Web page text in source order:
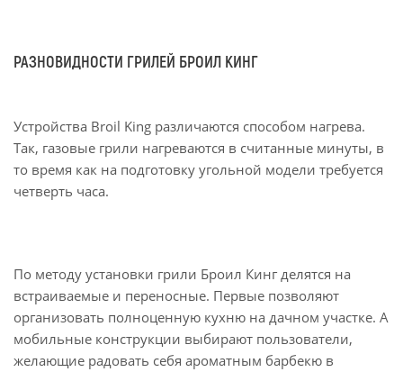
РАЗНОВИДНОСТИ ГРИЛЕЙ БРОИЛ КИНГ
Устройства Broil King различаются способом нагрева.
Так, газовые грили нагреваются в считанные минуты, в
то время как на подготовку угольной модели требуется
четверть часа.
По методу установки грили Броил Кинг делятся на
встраиваемые и переносные. Первые позволяют
организовать полноценную кухню на дачном участке. А
мобильные конструкции выбирают пользователи,
желающие радовать себя ароматным барбекю в